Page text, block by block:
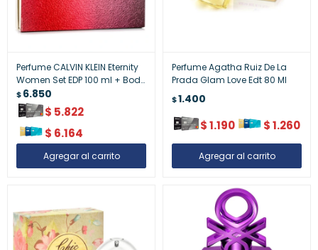
Perfume CALVIN KLEIN Eternity
Women Set EDP 100 ml + Body
Lotion 100 ml + Travel Spray
10 ml
$6.850
$ 5.822
$ 6.164
Perfume Agatha Ruiz De La
Prada Glam Love Edt 80 Ml
$1.400
$1.190 $1.260